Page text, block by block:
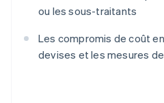
ou les sous-traitants
Les compromis de coût
devises et les mesures